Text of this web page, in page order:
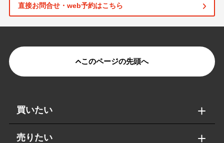
直接お問合せ・web予約はこちら
このページの先頭へ
買いたい
売りたい